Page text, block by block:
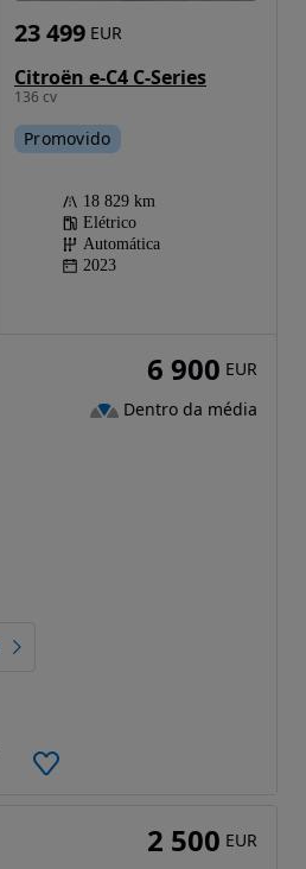
Citroën e-C4 C-Series
136 cv
23 499 EUR
Promovido
18 829 km
Elétrico
Automática
2023
6 900 EUR
Dentro da média
2 500 EUR